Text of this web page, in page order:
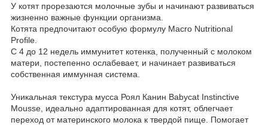
У котят прорезаются молочные зубы и начинают развиваться
жизненно важные функции организма.
Котята предпочитают особую формулу Macro Nutritional
Profile.
С 4 до 12 недель иммунитет котенка, полученный с молоком
матери, постепенно ослабевает, и начинает развиваться
собственная иммунная система.
Уникальная текстура мусса Роял Канин Babycat Instinctive
Mousse, идеально адаптированная для котят, облегчает
переход от материнского молока к твердой пище. Помогает